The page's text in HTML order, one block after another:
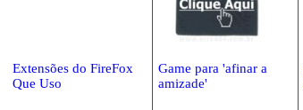
Extensões do FireFox
Que Uso
Game para 'afinar a
amizade'